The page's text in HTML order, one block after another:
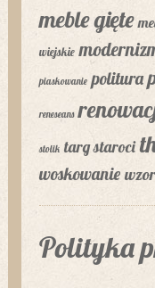
meble gięte
wiejskie
piaskowanie politura
reneseans
stolik targ staroci
woskowanie
Polityka